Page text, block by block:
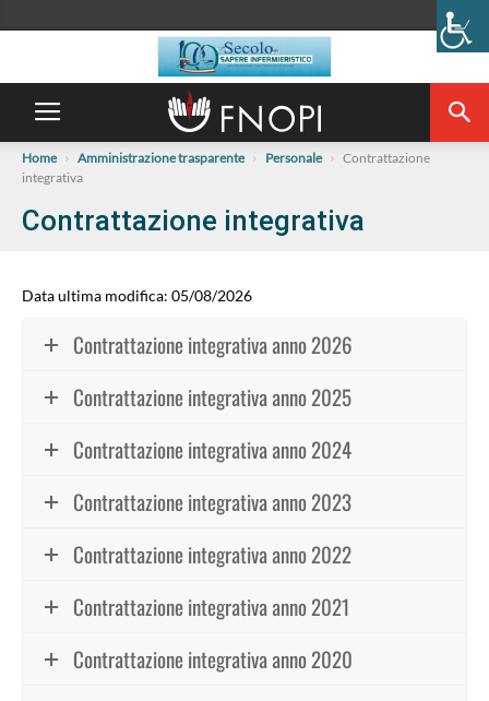
Home Amministrazione trasparente Personale
Contrattazione
integrativa
Contrattazione integrativa
Data ultima modifica: 05/08/2026
Contrattazione integrativa anno 2026
Contrattazione integrativa anno 2025
Contrattazione integrativa anno 2024
Contrattazione integrativa anno 2023
Contrattazione integrativa anno 2022
Contrattazione integrativa anno 2021
Contrattazione integrativa anno 2020